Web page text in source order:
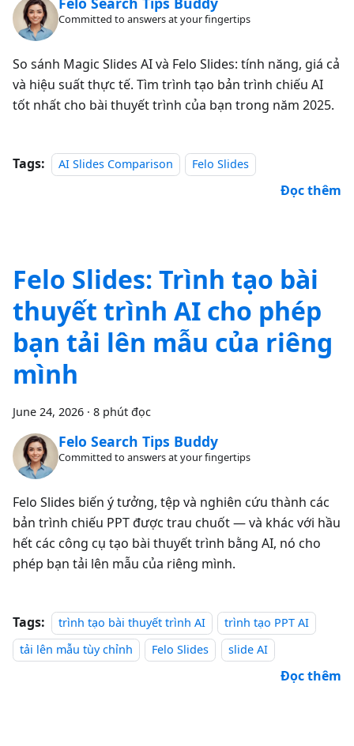
Committed to answers at your fingertips
So sánh Magic Slides AI và Felo Slides: tính năng, giá cả
và hiệu suất thực tế. Tìm trình tạo bản trình chiếu AI
tốt nhất cho bài thuyết trình của bạn trong năm 2025.
Tags: AI Slides Comparison Felo Slides
Đọc thêm
Felo Slides: Trình tạo bài
thuyết trình AI cho phép
bạn tải lên mẫu của riêng
mình
June 24, 2026 · 8 phút đọc
Felo Search Tips Buddy
Committed to answers at your fingertips
Felo Slides biến ý tưởng, tệp và nghiên cứu thành các
bản trình chiếu PPT được trau chuốt — và khác với hầu
hết các công cụ tạo bài thuyết trình bằng AI, nó cho
phép bạn tải lên mẫu của riêng mình.
Tags: trình tạo bài thuyết trình AI
trình tạo PPT AI
tải lên mẫu tùy chỉnh
Felo Slides slide AI
Đọc thêm